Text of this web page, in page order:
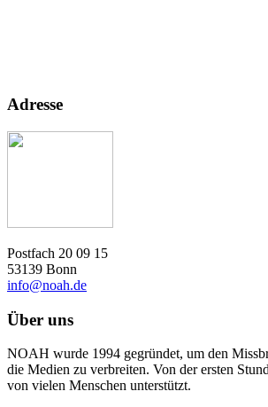
Adresse
Postfach 20 09 15
53139 Bonn
info@noah.de
Über uns
NOAH wurde 1994 gegründet, um den
die Medien zu verbreiten. Von der ersten
von vielen Menschen unterstützt.